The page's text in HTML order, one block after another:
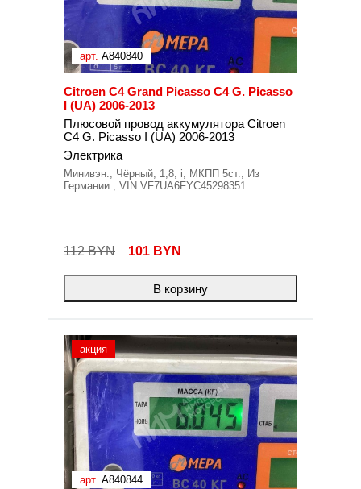
арт. A840840
Citroen C4 Grand Picasso C4 G. Picasso
I (UA) 2006-2013
Плюсовой провод аккумулятора Citroen
C4 G. Picasso I (UA) 2006-2013
Электрика
Минивэн.; Чёрный; 1,8; i; МКПП 5ст.; Из
Германии.; VIN:VF7UA6FYC45298351
112 BYN 101 BYN
В корзину
акция
арт. A840844